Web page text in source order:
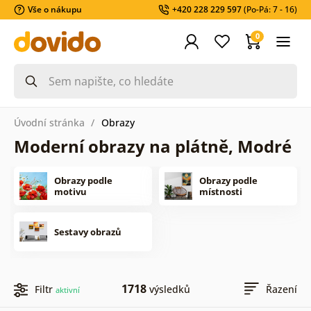
Vše o nákupu +420 228 229 597(Po-Pá: 7 - 16)
0
Úvodní stránka Obrazy
Moderní obrazy na plátně, Modré
Obrazy podle
motivu
Obrazy podle
místnosti
Sestavy obrazů
Filtr aktivní 1718výsledků Řazení